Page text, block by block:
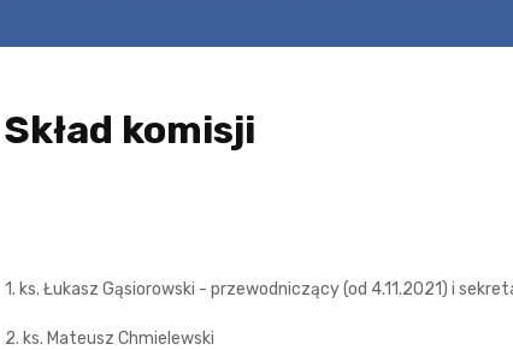
Skład komisji
1. ks. Łukasz Gąsiorowski - przewodniczący (od 4.11.2021) i
2. ks. Mateusz Chmielewski